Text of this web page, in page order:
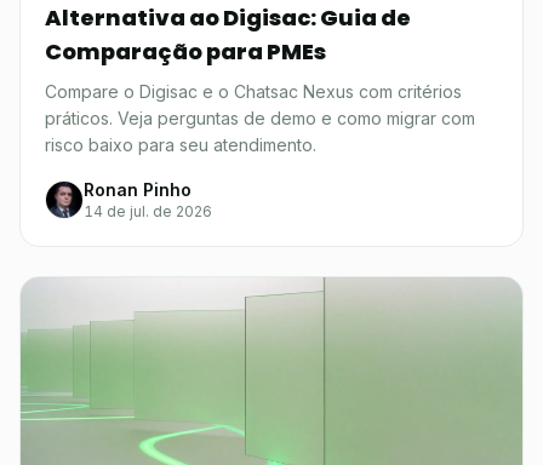
Alternativa ao Digisac: Guia de
Comparação para PMEs
Compare o Digisac e o Chatsac Nexus com critérios
práticos. Veja perguntas de demo e como migrar com
risco baixo para seu atendimento.
Ronan Pinho
14 de jul. de 2026